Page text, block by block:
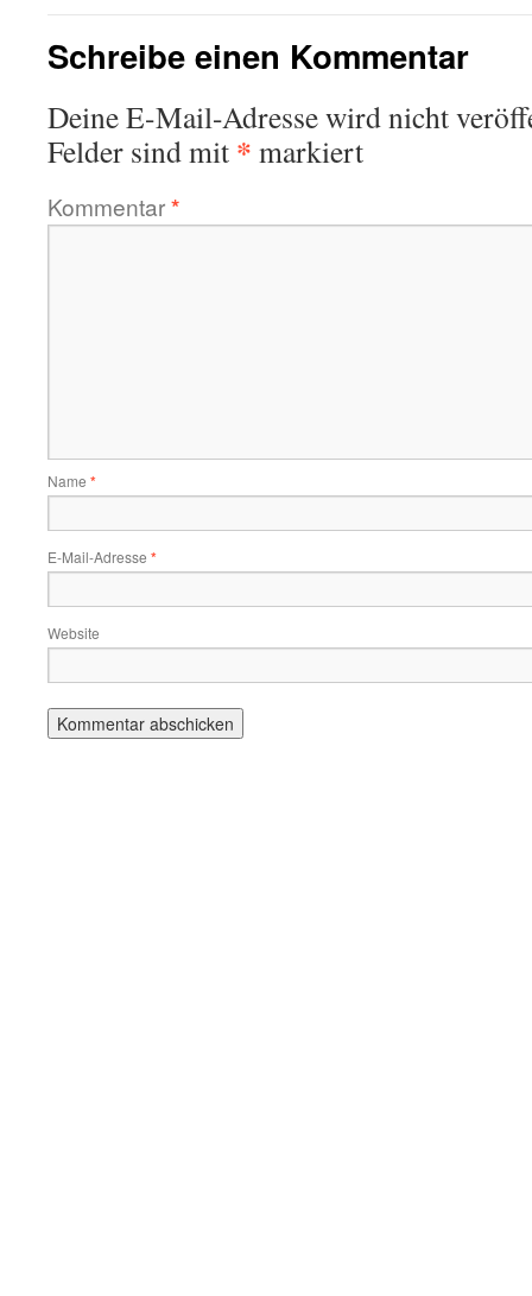
Schreibe einen Kommentar
Deine E-Mail-Adresse wird nicht
Felder sind mit * markiert
Kommentar*
Name *
E-Mail-Adresse *
Website